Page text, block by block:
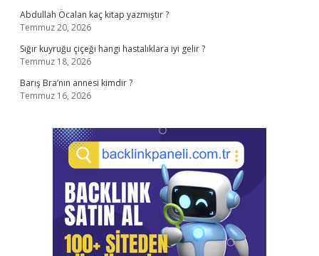
Abdullah Öcalan kaç kitap yazmıştır ?
Temmuz 20, 2026
Sığır kuyruğu çiçeği hangi hastalıklara iyi gelir ?
Temmuz 18, 2026
Barış Bra’nın annesi kimdir ?
Temmuz 16, 2026